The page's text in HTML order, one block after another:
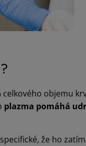
objemu
plazma pomáhá
že ho